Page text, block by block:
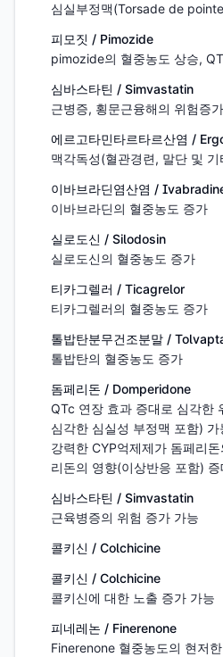
심실부정맥(Torsade de
피모짓 / Pimozide
pimozide의 혈중농도 상승,
심바스타틴 / Simvastatin
근병증, 횡문근융해의 위험증가
에르고타민타르타르산염 /
맥각독성(혈관경련, 말단 및
이바브라딘염산염 /
이바브라딘의 혈중농도 증가
실로도신 / Silodosin
실로도신의 혈중농도 증가
티카그렐러 / Ticagrelor
티카그렐러의 혈중농도 증가
톨밥탄분무건조분말 /
톨밥탄의 혈중농도 증가
돔페리돈 / Domperidone
QTc 연장 효과 증대로 심각한
심각한 심실성 부정맥 포함) 가
강력한 CYP억제제가 돔페리
리돈의 영향(이상반응 포함) 증
심바스타틴 / Simvastatin
근육병증의 위험 증가 가능
콜키신 / Colchicine
콜키신 / Colchicine
콜키신에 대한 노출 증가 가능
피네레논 / Finerenone
Finerenone 혈중농도의 현저